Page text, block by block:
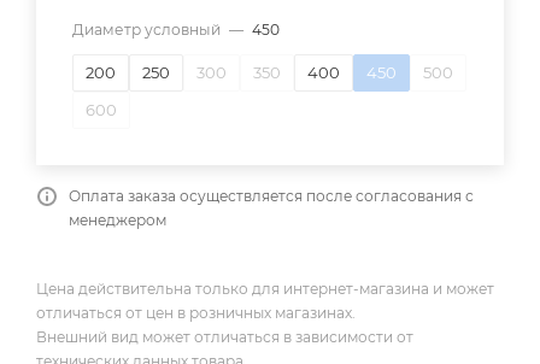
Диаметр условный — 450
200 250 300 350 400 450
500
600
Оплата заказа осуществляется после согласования с
менеджером
Цена действительна только для интернет-магазина и может
отличаться от цен в розничных магазинах.
Внешний вид может отличаться в зависимости от